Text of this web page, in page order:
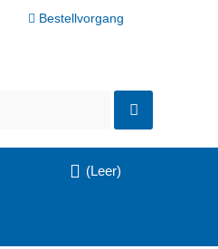
Bestellvorgang
(Leer)